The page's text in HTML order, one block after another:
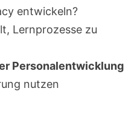
entwickeln?
Lernprozesse zu
Personalentwicklung
nutzen